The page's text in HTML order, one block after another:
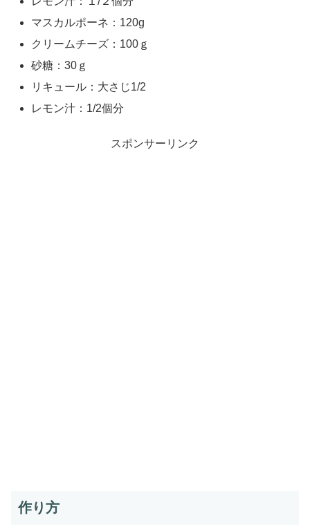
マスカルポーネ：120g
クリームチーズ：100ｇ
砂糖：30ｇ
リキュール：大さじ1/2
レモン汁：1/2個分
スポンサーリンク
作り方